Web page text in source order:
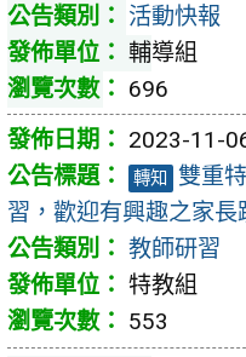
活動快報
輔導組
696
2023-11-
轉知
雙重
習，歡迎有興趣之家長
教師研習
特教組
553